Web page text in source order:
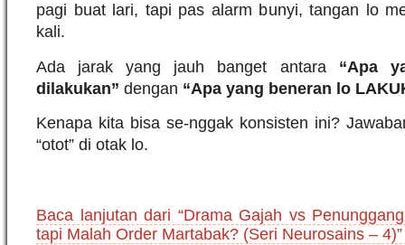
pagi buat lari, tapi pas alarm bunyi, tangan lo
kali.
Ada jarak yang jauh banget antara “Apa
dilakukan” dengan “Apa yang beneran lo
Kenapa kita bisa se-nggak konsisten ini?
“otot” di otak lo.
Baca lanjutan dari “Drama Gajah vs
tapi Malah Order Martabak? (Seri Neurosains –